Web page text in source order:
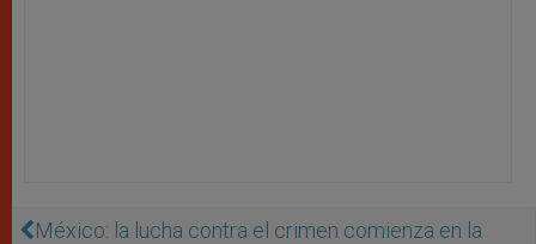
México: la lucha contra el crimen comienza en la